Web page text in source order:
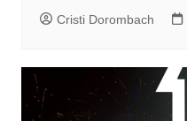
Cristi Dorombach